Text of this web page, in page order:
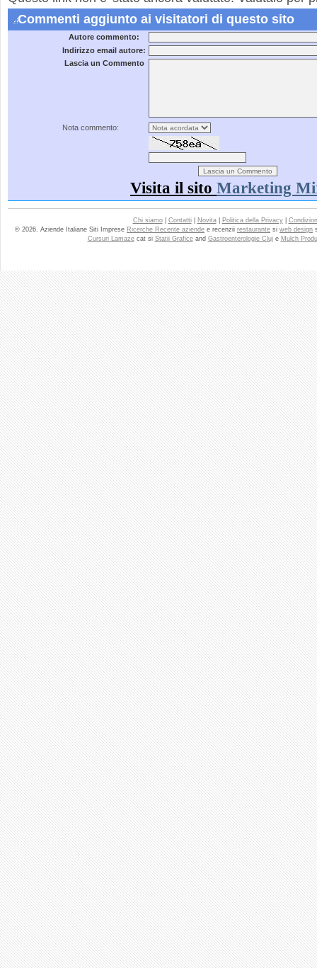
Commenti aggiunto ai visitatori di questo sito
Autore commento:
Indirizzo email autore:
Lascia un Commento
Nota commento:
Visita il sito Marketing
Chi siamo| Contatti| Novita| Politica della Privacy|
© 2026. Aziende Italiane Siti Imprese Ricerche Recente aziende e recenzii restaurante si web design
Cursuri Lamazecat si Statii Graficeand Gastroenterologie Cluje Mulch